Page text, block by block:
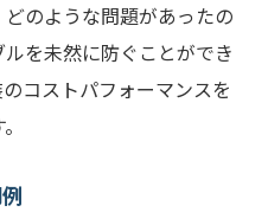
のような問題があったの
を未然に防ぐことができ
コストパフォーマンスを